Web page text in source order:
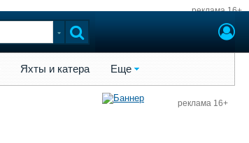
реклама 16+
Яхты и катера Еще
реклама 16+